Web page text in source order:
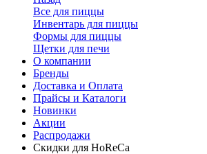
Все для пиццы
Инвентарь для пиццы
Формы для пиццы
Щетки для печи
О компании
Бренды
Доставка и Оплата
Прайсы и Каталоги
Новинки
Акции
Распродажи
Скидки для HoReCa